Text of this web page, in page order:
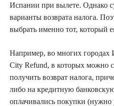
Испании при вылете. Однако
варианты возврата налога.
выбрать именно тот, который
Например, во многих
City Refund, в которых можно
получить возврат налога,
либо на кредитную
оплачивались покупки (нужно